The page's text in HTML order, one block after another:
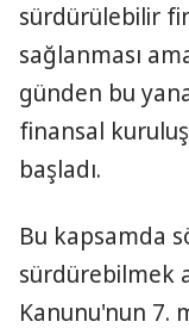
sürdürülebilir
sağlanması
günden bu
finansal
başladı.
Bu kapsamda
sürdürebilmek
Kanunu'nun 7.